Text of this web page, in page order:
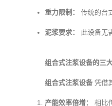
重力限制： 传统的台
泥浆要求： 此设备无
组合式注浆设备的三
组合式注浆设备 凭借
产能效率倍增： 相比